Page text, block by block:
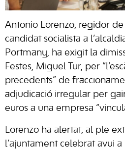
Antonio Lorenzo, regidor de
candidat socialista a
Portmany, ha exigit la
Festes, Miguel Tur, per
precedents” de
adjudicació irregular per
euros a una empresa
Lorenzo ha alertat, al ple
l’ajuntament celebrat avui